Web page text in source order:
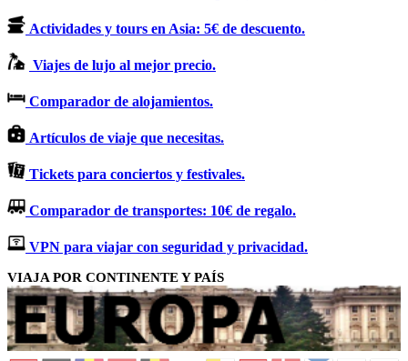
Actividades y tours en Asia: 5€ de descuento.
Viajes de lujo al mejor precio.
Comparador de alojamientos.
Artículos de viaje que necesitas.
Tickets para conciertos y festivales.
Comparador de transportes: 10€ de regalo.
VPN para viajar con seguridad y privacidad.
VIAJA POR CONTINENTE Y PAÍS